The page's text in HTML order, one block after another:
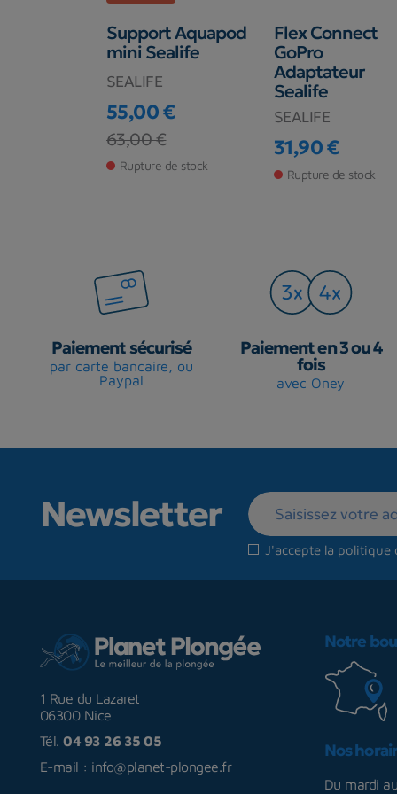
Support Aquapod
mini Sealife
SEALIFE
Prix
55,00 €
Prix de base
63,00 €
Rupture de stock
Flex Connect
GoPro
Adaptateur
Sealife
SEALIFE
Prix
31,90 €
Rupture de stock
Paiement sécurisé
par carte bancaire, ou
Paypal
Paiement en 3 ou 4
fois
avec Oney
Newsletter
J'accepte la politique
1 Rue du Lazaret
06300 Nice
Tél. 04 93 26 35 05
E-mail : info@planet-plongee.fr
Notre
Nos
Du mardi